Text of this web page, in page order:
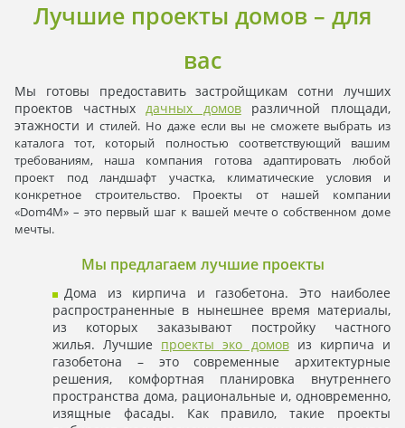
Лучшие проекты домов – для
вас
Мы готовы предоставить застройщикам сотни лучших
проектов частныхдачных домовразличной площади,
этажности истилей. Но даже если вы не сможете выбрать из
каталога тот, который полностью соответствующий вашим
требованиям, наша компания готова адаптировать любой
проект под ландшафт участка, климатические условия и
конкретное строительство. Проекты от нашей компании
«Dom4M» – это первый шаг к вашей мечте о собственном доме
мечты.
Мы предлагаем лучшие проекты
Дома из кирпича и газобетона. Это наиболее
распространенные в нынешнее время материалы,
из которых заказывают постройку частного
жилья. Лучшие проекты эко домовиз кирпича и
газобетона – это современные архитектурные
решения, комфортная планировка внутреннего
пространства дома, рациональные и, одновременно,
изящные фасады. Как правило, такие проекты